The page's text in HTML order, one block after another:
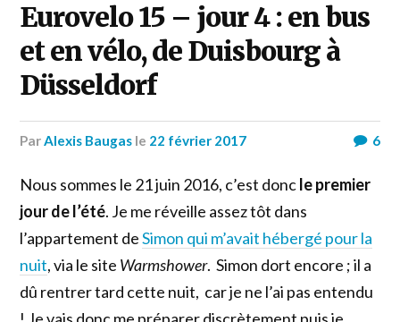
Eurovelo 15 – jour 4 : en bus
et en vélo, de Duisbourg à
Düsseldorf
parAlexis Baugas le 22 février 2017 6
Nous sommes le 21 juin 2016, c’est doncle premier
jour de l’été. Je me réveille assez tôt dans
l’appartement deSimon qui m’avait hébergé pour la
nuit, via le site Warmshower. Simon dort encore ; il a
dû rentrer tard cette nuit, car je ne l’ai pas entendu